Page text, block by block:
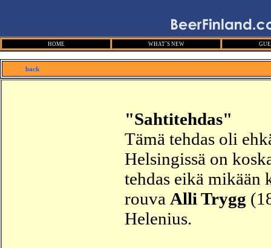
HOME WHAT´S NEW
back
"Sahtitehdas"
Tämä tehdas oli
Helsingissä on
tehdas eikä mikään
rouva Alli Trygg
Helenius.